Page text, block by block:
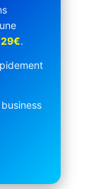
29€.